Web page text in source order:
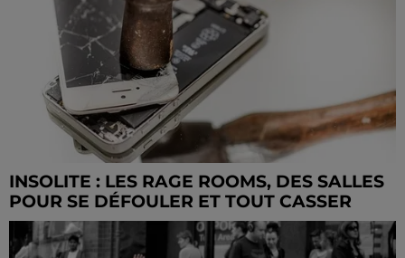
INSOLITE : LES RAGE ROOMS, DES SALLES
POUR SE DÉFOULER ET TOUT CASSER